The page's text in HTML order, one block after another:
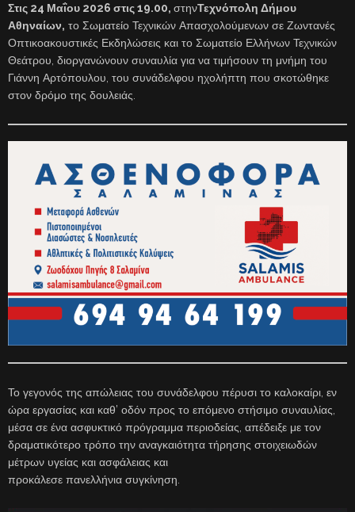
Στις 24 Μαΐου 2026 στις 19.00, στηνΤεχνόπολη Δήμου
Αθηναίων, το Σωματείο Τεχνικών Απασχολούμενων σε Ζωντανές
Οπτικοακουστικές Εκδηλώσεις και το Σωματείο Ελλήνων Τεχνικών
Θεάτρου, διοργανώνουν συναυλία για να τιμήσουν τη μνήμη του
Γιάννη Αρτόπουλου, του συνάδελφου ηχολήπτη που σκοτώθηκε
στον δρόμο της δουλειάς.
Το γεγονός της απώλειας του συνάδελφου πέρυσι το καλοκαίρι, εν
ώρα εργασίας και καθ’ οδόν προς το επόμενο στήσιμο συναυλίας,
μέσα σε ένα ασφυκτικό πρόγραμμα περιοδείας, απέδειξε με τον
δραματικότερο τρόπο την αναγκαιότητα τήρησης στοιχειωδών
μέτρων υγείας και ασφάλειας και
προκάλεσε πανελλήνια συγκίνηση.